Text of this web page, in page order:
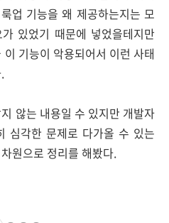
업 기능을 왜 제공하는지는 모
있었기 때문에 넣었을테지만
기능이 악용되어서 이런 사태
않는 내용일 수 있지만 개발자
심각한 문제로 다가올 수 있는
원으로 정리를 해봤다.